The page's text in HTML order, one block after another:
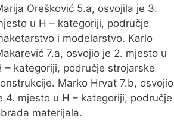
Orešković 5.a, osvojila je 3.
u H – kategoriji, područje
i modelarstvo. Karlo
7.a, osvojio je 2. mjesto u
– kategoriji, područje strojarske
Marko Hrvat 7.b, osvojio
4. mjesto u H – kategoriji, područje
materijala.